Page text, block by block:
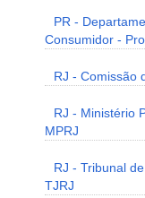
PR -
Consumidor -
RJ - Comissão
RJ - Ministério
MPRJ
RJ - Tribunal
TJRJ